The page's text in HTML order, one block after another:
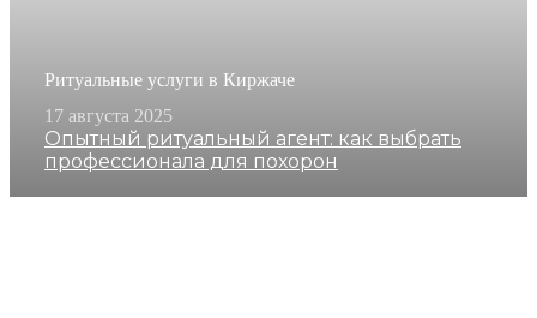
Ритуальные услуги в Киржаче
17 августа 2025
Опытный ритуальный агент: как выбрать
профессионала для похорон